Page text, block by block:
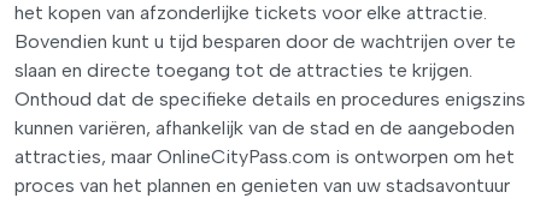
het kopen van afzonderlijke tickets voor elke attractie.
Bovendien kunt u tijd besparen door de wachtrijen over te
slaan en directe toegang tot de attracties te krijgen.
Onthoud dat de specifieke details en procedures enigszins
kunnen variëren, afhankelijk van de stad en de aangeboden
attracties, maar OnlineCityPass.com is ontworpen om het
proces van het plannen en genieten van uw stadsavontuur